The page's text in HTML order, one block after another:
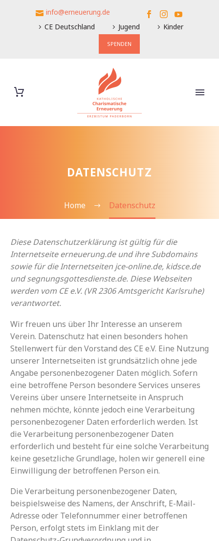
info@erneuerung.de
CE Deutschland
Jugend Kinder
SPENDEN
DATENSCHUTZ
Home Datenschutz
Diese Datenschutzerklärung ist gültig für die
Internetseite erneuerung.de und ihre Subdomains
sowie für die Internetseiten jce-online.de, kidsce.de
und segnungsgottesdienste.de. Diese Webseiten
werden vom CE e.V. (VR 2306 Amtsgericht Karlsruhe)
verantwortet.
Wir freuen uns über Ihr Interesse an unserem
Verein. Datenschutz hat einen besonders hohen
Stellenwert für den Vorstand des CE e.V. Eine Nutzung
unserer Internetseiten ist grundsätzlich ohne jede
Angabe personenbezogener Daten möglich. Sofern
eine betroffene Person besondere Services unseres
Vereins über unsere Internetseite in Anspruch
nehmen möchte, könnte jedoch eine Verarbeitung
personenbezogener Daten erforderlich werden. Ist
die Verarbeitung personenbezogener Daten
erforderlich und besteht für eine solche Verarbeitung
keine gesetzliche Grundlage, holen wir generell eine
Einwilligung der betroffenen Person ein.
Die Verarbeitung personenbezogener Daten,
beispielsweise des Namens, der Anschrift, E-Mail-
Adresse oder Telefonnummer einer betroffenen
Person, erfolgt stets im Einklang mit der